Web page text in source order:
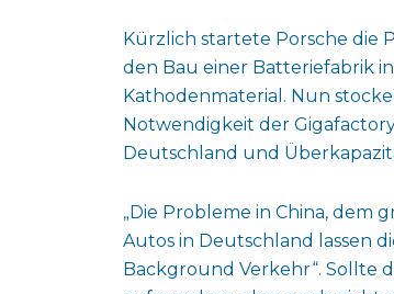
Kürzlich startete Porsche die
den Bau einer Batteriefabrik
Kathodenmaterial. Nun
Notwendigkeit der
Deutschland und
„Die Probleme in China, dem
Autos in Deutschland lassen
Background Verkehr“. Sollte